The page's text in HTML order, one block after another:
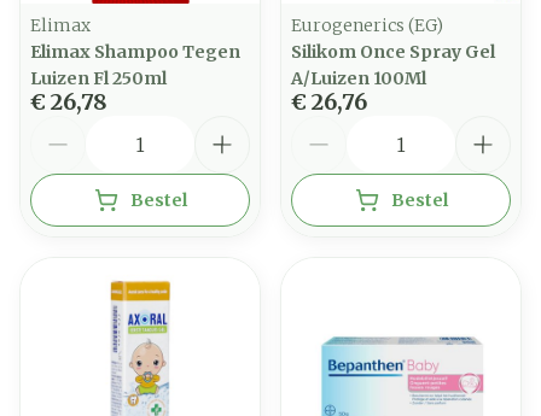
Elimax
Elimax Shampoo Tegen
Luizen Fl 250ml
€ 26,78
Bestel
Eurogenerics (EG)
Silikom Once Spray Gel
A/Luizen 100Ml
€ 26,76
Bestel